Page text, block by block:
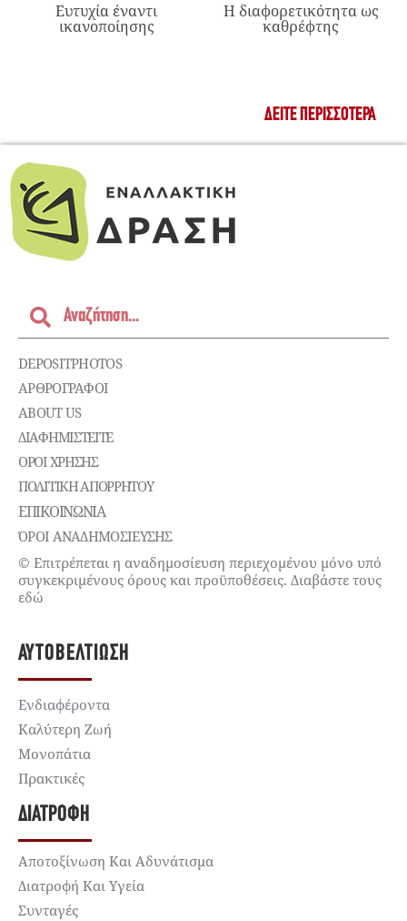
Ευτυχία έναντι
ικανοποίησης
Η διαφορετικότητα ως
καθρέφτης
ΔΕΊΤΕ ΠΕΡΙΣΣΌΤΕΡΑ
DEPOSITPHOTOS
ΑΡΘΡΟΓΡΑΦΟΙ
ABOUT US
ΔΙΑΦΗΜΙΣΤΕΊΤΕ
ΌΡΟΙ ΧΡΉΣΗΣ
ΠΟΛΙΤΙΚΉ ΑΠΟΡΡΉΤΟΥ
ΕΠΙΚΟΙΝΩΝΊΑ
ΌΡΟΙ ΑΝΑΔΗΜΟΣΙΕΥΣΗΣ
© Επιτρέπεται η αναδημοσίευση περιεχομένου μόνο υπό
συγκεκριμένους όρους και προϋποθέσεις. Διαβάστε τους
εδώ
ΑΥΤΟΒΕΛΤΊΩΣΗ
Ενδιαφέροντα
Καλύτερη Ζωή
Μονοπάτια
Πρακτικές
ΔΙΑΤΡΟΦΉ
Αποτοξίνωση Και Αδυνάτισμα
Διατροφή Και Υγεία
Συνταγές